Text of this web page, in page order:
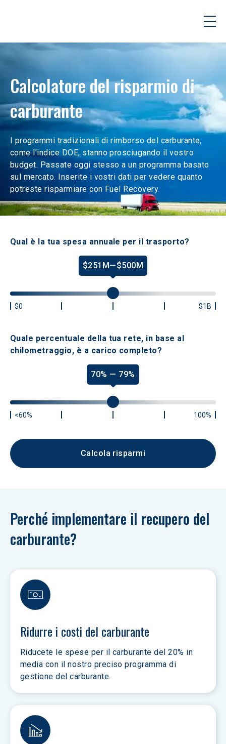
Calcolatore del risparmio di
carburante
I programmi tradizionali di rimborso del carburante,
come l'indice DOE, stanno prosciugando il vostro
budget. Passate oggi stesso a un programma basato
sul mercato. Inserite i vostri dati per vedere quanto
potreste risparmiare con Fuel Recovery.
Qual è la tua spesa annuale per il trasporto?
$251M—$500M
$0 $1B
Quale percentuale della tua rete, in base al
chilometraggio, è a carico completo?
70% — 79%
<60% 100%
Calcola risparmi
Perché implementare il recupero del
carburante?
Ridurre i costi del carburante
Riducete le spese per il carburante del 20% in
media con il nostro preciso programma di
gestione del carburante.